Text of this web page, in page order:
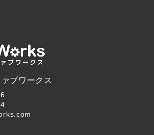
ブワークス